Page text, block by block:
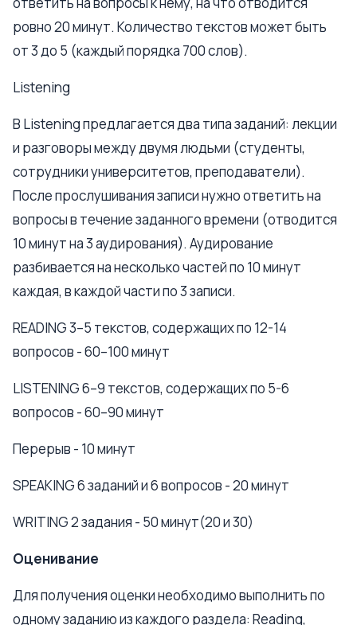
ровно 20 минут. Количество текстов может быть
от 3 до 5 (каждый порядка 700 слов).
Listening
В Listening предлагается два типа заданий: лекции
и разговоры между двумя людьми (студенты,
сотрудники университетов, преподаватели).
После прослушивания записи нужно ответить на
вопросы в течение заданного времени (отводится
10 минут на 3 аудирования). Аудирование
разбивается на несколько частей по 10 минут
каждая, в каждой части по 3 записи.
READING 3–5 текстов, содержащих по 12-14
вопросов - 60–100 минут
LISTENING 6–9 текстов, содержащих по 5-6
вопросов - 60–90 минут
Перерыв - 10 минут
SPEAKING 6 заданий и 6 вопросов - 20 минут
WRITING 2 задания - 50 минут(20 и 30)
Оценивание
Для получения оценки необходимо выполнить по
одному заданию из каждого раздела: Reading,